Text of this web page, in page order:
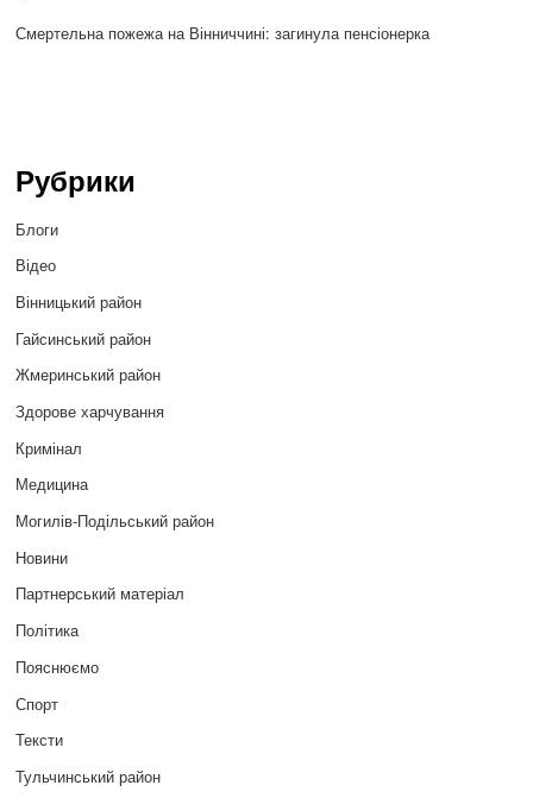
Смертельна пожежа на Вінниччині: загинула пенсіонерка
Рубрики
Блоги
Відео
Вінницький район
Гайсинський район
Жмеринський район
Здорове харчування
Кримінал
Медицина
Могилів-Подільський район
Новини
Партнерський матеріал
Політика
Пояснюємо
Спорт
Тексти
Тульчинський район